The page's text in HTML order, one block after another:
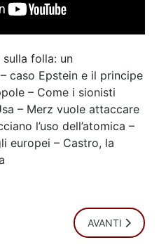
folla: un
caso Epstein e il principe
– Come i sionisti
– Merz vuole attaccare
l’uso dell’atomica –
europei – Castro, la
COMMENTI LIBERI 30 MAGGIO
ARTICOLO
AVANTI